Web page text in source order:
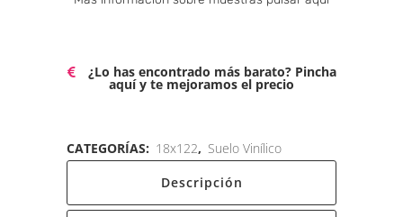
¿Lo has encontrado más barato? Pincha
aquí y te mejoramos el precio
CATEGORÍAS: 18x122, Suelo Vinílico
Descripción